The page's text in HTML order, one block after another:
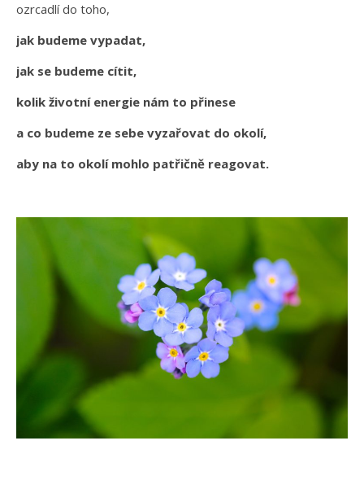
ozrcadlí do toho,
jak budeme vypadat,
jak se budeme cítit,
kolik životní energie nám to přinese
a co budeme ze sebe vyzařovat do okolí,
aby na to okolí mohlo patřičně reagovat.